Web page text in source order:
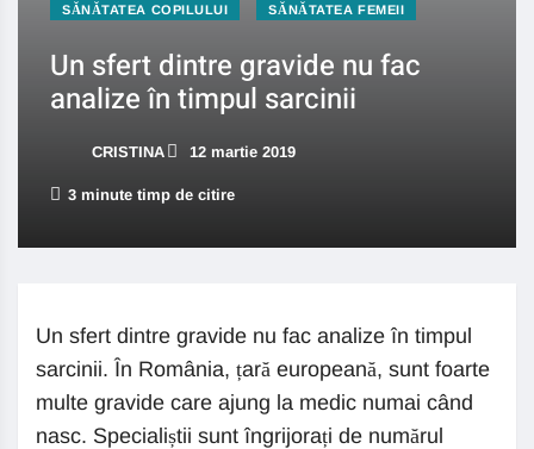
SĂNĂTATEA COPILULUI SĂNĂTATEA FEMEII
Un sfert dintre gravide nu fac
analize în timpul sarcinii
CRISTINA 12 martie 2019
3 minute timp de citire
Un sfert dintre gravide nu fac analize în timpul
sarcinii. În România, țară europeană, sunt foarte
multe gravide care ajung la medic numai când
nasc. Specialiștii sunt îngrijorați de numărul